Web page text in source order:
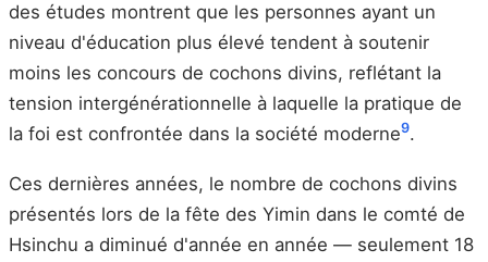
des études montrent que les personnes ayant un
niveau d'éducation plus élevé tendent à soutenir
moins les concours de cochons divins, reflétant la
tension intergénérationnelle à laquelle la pratique de
la foi est confrontée dans la société moderne9.
Ces dernières années, le nombre de cochons divins
présentés lors de la fête des Yimin dans le comté de
Hsinchu a diminué d'année en année — seulement 18